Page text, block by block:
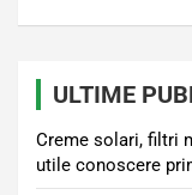
ULTIME
Creme solari, filtri
utile conoscere